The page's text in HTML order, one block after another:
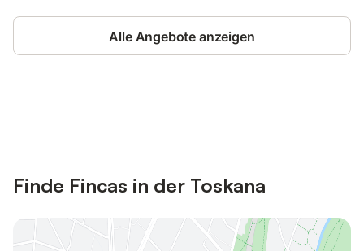
Alle Angebote anzeigen
Finde Fincas in der Toskana